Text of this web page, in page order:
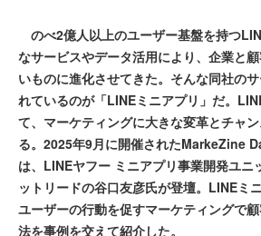
のべ2億人以上のユーザー基盤を持つ
なサービスやデータ活用により、企業と
いものに進化させてきた。そんな同社の
れているのが「LINEミニアプリ」だ。
て、マーケティングに大きな変革とチャ
る。2025年9月に開催されたMarkeZine
は、LINEヤフー ミニアプリ事業開発ユニ
ットリードの谷口友彦氏が登壇。LINEミ
ユーザーの行動を促すマーケティングで
法を事例を交えて紹介した。